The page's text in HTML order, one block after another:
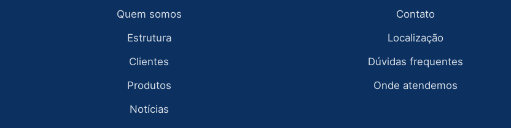
Quem somos
Estrutura
Clientes
Produtos
Notícias
Contato
Localização
Dúvidas frequentes
Onde atendemos